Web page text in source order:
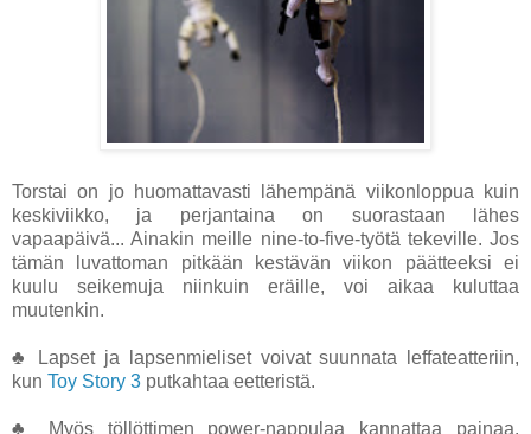
Torstai on jo huomattavasti lähempänä viikonloppua kuin
keskiviikko, ja perjantaina on suorastaan lähes
vapaapäivä... Ainakin meille nine-to-five-työtä tekeville. Jos
tämän luvattoman pitkään kestävän viikon päätteeksi ei
kuulu seikemuja niinkuin eräille, voi aikaa kuluttaa
muutenkin.
♣ Lapset ja lapsenmieliset voivat suunnata leffateatteriin,
kun Toy Story 3 putkahtaa eetteristä.
♣ Myös töllöttimen power-nappulaa kannattaa painaa.